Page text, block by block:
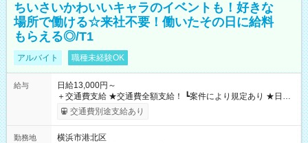
ちいさいかわいいキャラのイベントも！好きな
場所で働ける☆来社不要！働いたその日に給料
もらえる◎/T1
アルバイト 職種未経験OK
給与
日給13,000円～
＋交通費支給 ★交通費全額支給！ ┗案件により規定あり ★日払
いOK！（規定あり） ┗働いたその日に現金GET♪ お仕事後はコ
ンビニATMから 日払い分を引き落とせます！ 【試用期間】試
交通費別途支給あり
勤務地
横浜市港北区